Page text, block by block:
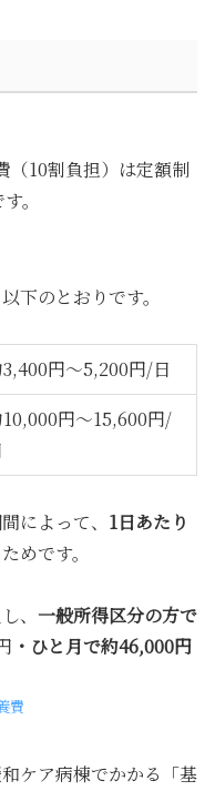
（10割負担）は定額制
。
下のとおりです。
円〜5,200円/日
円〜15,600円/
によって、 1日あたり
ためです。
、 一般所得区分の方で
・ひと月で約46,000円
費
ケア病棟でかかる「基